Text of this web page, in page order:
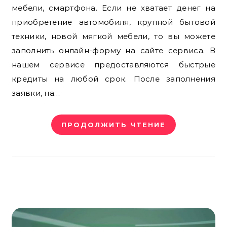
мебели, смартфона. Если не хватает денег на
приобретение автомобиля, крупной бытовой
техники, новой мягкой мебели, то вы можете
заполнить онлайн-форму на сайте сервиса. В
нашем сервисе предоставляются быстрые
кредиты на любой срок. После заполнения
заявки, на…
ПРОДОЛЖИТЬ ЧТЕНИЕ